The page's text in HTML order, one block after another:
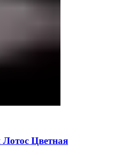
Цветная